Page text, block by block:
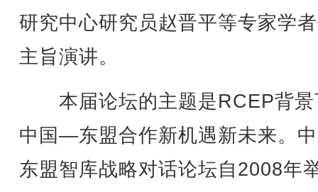
研究中心研究员赵晋平等专家学
主旨演讲。
本届论坛的主题是RCEP背景
中国—东盟合作新机遇新未来。
东盟智库战略对话论坛自2008年